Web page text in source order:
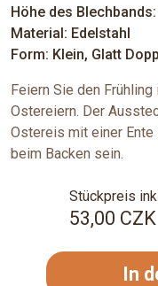
Höhe des
Material: Edelstahl
Form: Klein, Glatt
Feiern Sie den
Ostereiern. Der
Ostereis mit einer
beim Backen sein.
Stückpreis
53,00 CZK
In